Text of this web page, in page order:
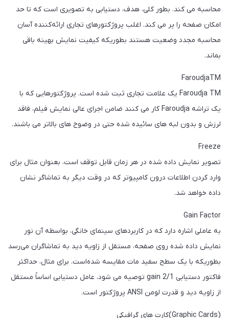
محاسبه می کند. بطور کلی، هدف، دستیابی به تصویری است که تا حد
امکان صفحه را پر می کند. اغلب پروژکتورهای تجاری ارائه‌کننده آسان
محاسبه مجدد وضعیت هستند بطوریکه کیفیت نمایش بهینه باقی
بماند.
FaroudjaTM
Faroudja TM یک علامت تجاری ثبت شده است. پروژکتورهایی که با
یک تراشه Faroudja کار می کنند ضامن اجرای عالی نمایش فیلم، فاقد
لرزش و بدون لبه های سائیده شده حتی در وضوح های بالاتر می باشند.
Freeze
تصویر نمایش داده شده در هر زمان قابل توقف است، بعنوان مثال برای
وارد کردن اطلاعات درون کامپیوتر که در وقت دیگر به تماشاگر نشان
داده خواهد شد.
Gain Factor
به عاملی اشاره دارد که در کاربردهای سینمای خانگی، بواسطه آن نور
نمایش داده شده روی صفحه، مستقل از زاویه دید به تماشاگران می‌رسد
بطوریکه با یک سطح سفید مات مقایسه شده‌است. برای مثال، حداکثر
فاکتور دستیابی gain 2/1 توصیه می شود، عامل دستیابی اساساً مستقل
از زاویه دید و قدرت لومن ANSI پروژکتور است.
(Graphic Cards)کارت های گرافیکی